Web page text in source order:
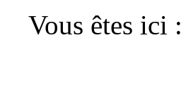
Vous êtes ici :